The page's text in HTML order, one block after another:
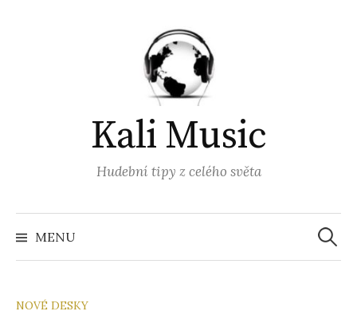
Kali Music
Hudební tipy z celého světa
MENU
NOVÉ DESKY